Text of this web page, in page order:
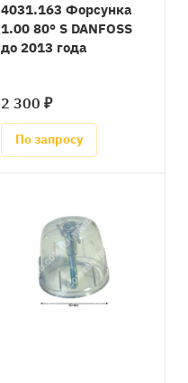
4031.163 Форсунка
1.00 80° S DANFOSS
до 2013 года
2 300 ₽
По запросу